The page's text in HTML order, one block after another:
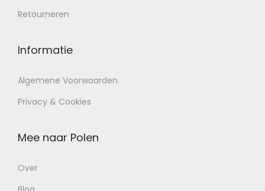
Retourneren
Informatie
Algemene Voorwaarden
Privacy & Cookies
Mee naar Polen
Over